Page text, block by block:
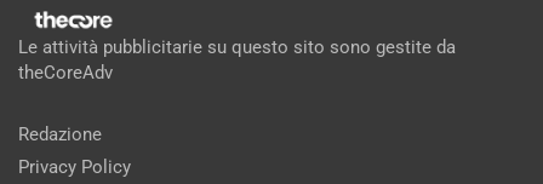
Le attività pubblicitarie su questo sito sono gestite da
theCoreAdv
Redazione
Privacy Policy